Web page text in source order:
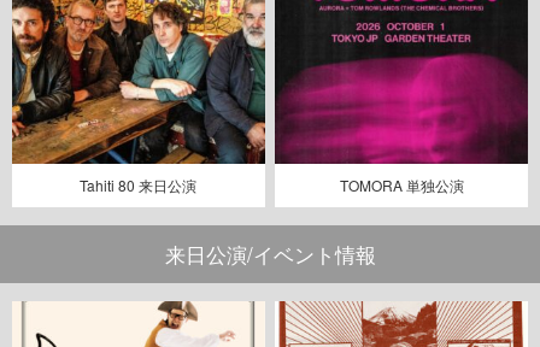
Tahiti 80 来日公演 TOMORA 単独公演
来日公演/イベント情報